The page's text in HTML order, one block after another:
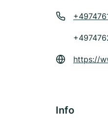
https://
Info